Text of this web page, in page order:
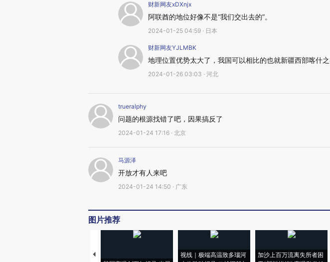
财新网友xDXnjx
阿联酋的地位好像不是“我们交出去的”。
2024-01-25 04:59 · 日本
财新网友YJLMBK
地理位置优势太大了，我国可以相比的也就新疆西部喀什之
2024-01-26 03:03 · 河北
trueralphy
问题的根源找错了吧，因果搞反了
2024-01-24 17:16 · 北京
马源泽
开放才有人来吧
2024-01-24 14:50 · 广东
图片推荐
视线｜极端高温致多瑙河
加沙上百万流离失所者困